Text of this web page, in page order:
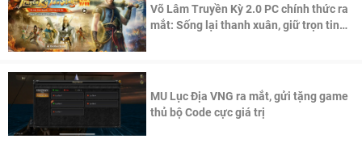
Võ Lâm Truyền Kỳ 2.0 PC chính thức ra
mắt: Sống lại thanh xuân, giữ trọn tinh
MU Lục Địa VNG ra mắt, gửi tặng game
thủ bộ Code cực giá trị